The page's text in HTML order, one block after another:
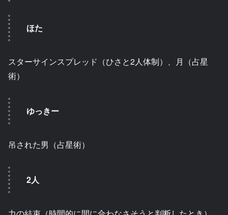
ほた
スターサインスプレッド（ひさと2人体制）、月（占星
術）
ゆっきー
吊された男（占星術）
2人